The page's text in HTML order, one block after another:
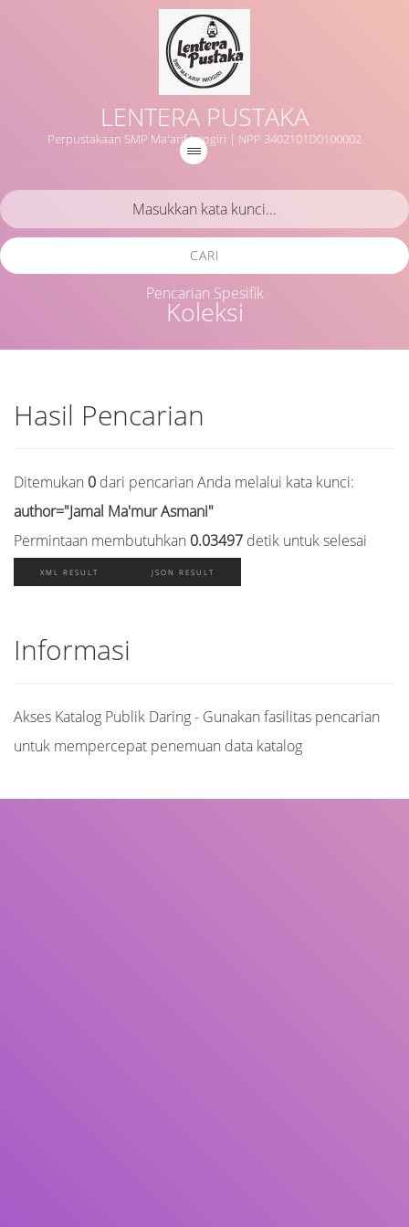
LENTERA PUSTAKA
Perpustakaan SMP Ma'arif Imogiri | NPP 3402101D0100002
Koleksi
CARI
Pencarian Spesifik
Hasil Pencarian
Ditemukan 0 dari pencarian Anda melalui kata kunci:
author="Jamal Ma'mur Asmani"
Permintaan membutuhkan 0.03497 detik untuk selesai
XML RESULT JSON RESULT
Informasi
Akses Katalog Publik Daring - Gunakan fasilitas pencarian
untuk mempercepat penemuan data katalog